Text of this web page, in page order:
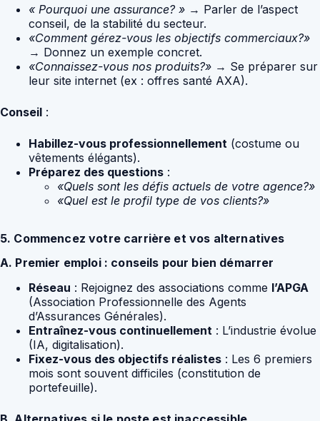
« Pourquoi une assurance? » → Parler de l’aspect
conseil, de la stabilité du secteur.
«Comment gérez-vous les objectifs commerciaux?»
→ Donnez un exemple concret.
«Connaissez-vous nos produits?» → Se préparer sur
leur site internet (ex : offres santé AXA).
Conseil :
Habillez-vous professionnellement (costume ou
vêtements élégants).
Préparez des questions :
«Quels sont les défis actuels de votre agence?»
«Quel est le profil type de vos clients?»
5. Commencez votre carrière et vos alternatives
A. Premier emploi : conseils pour bien démarrer
Réseau : Rejoignez des associations comme l’APGA
(Association Professionnelle des Agents
d’Assurances Générales).
Entraînez-vous continuellement : L’industrie évolue
(IA, digitalisation).
Fixez-vous des objectifs réalistes : Les 6 premiers
mois sont souvent difficiles (constitution de
portefeuille).